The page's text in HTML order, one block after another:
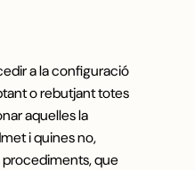
a la configuració
o rebutjant totes
aquelles la
i quines no,
que